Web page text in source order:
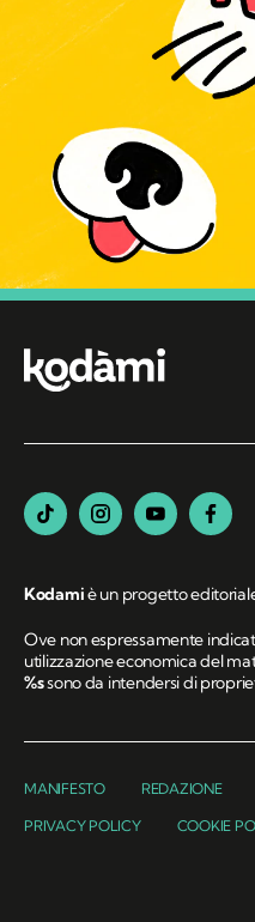
Kodamiè un progetto
Ove non espressamente
utilizzazione economica del
%ssono da intendersi di
MANIFESTO REDAZIONE
PRIVACY POLICY COOKIE